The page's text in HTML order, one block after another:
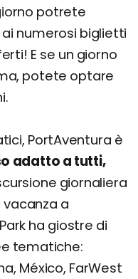
potrete
numerosi biglietti
E se un giorno
potete optare
PortAventura è
adatto a tutti,
giornaliera
a
ha giostre di
tematiche:
México, FarWest